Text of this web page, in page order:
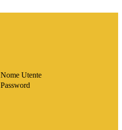
Nome Utente
Password